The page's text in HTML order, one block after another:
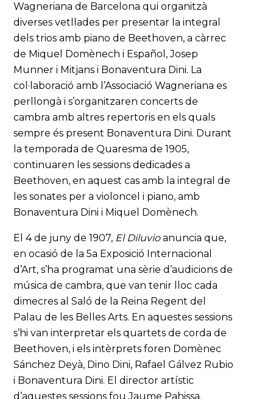
Wagneriana de Barcelona qui organitzà
diverses vetllades per presentar la integral
dels trios amb piano de Beethoven, a càrrec
de Miquel Domènech i Español, Josep
Munner i Mitjans i Bonaventura Dini. La
col·laboració amb l’Associació Wagneriana es
perllongà i s’organitzaren concerts de
cambra amb altres repertoris en els quals
sempre és present Bonaventura Dini. Durant
la temporada de Quaresma de 1905,
continuaren les sessions dedicades a
Beethoven, en aquest cas amb la integral de
les sonates per a violoncel i piano, amb
Bonaventura Dini i Miquel Domènech.
El 4 de juny de 1907, El Diluvioanuncia que,
en ocasió de la 5a Exposició Internacional
d’Art, s’ha programat una sèrie d’audicions de
música de cambra, que van tenir lloc cada
dimecres al Saló de la Reina Regent del
Palau de les Belles Arts. En aquestes sessions
s’hi van interpretar els quartets de corda de
Beethoven, i els intèrprets foren Domènec
Sánchez Deyà, Dino Dini, Rafael Gálvez Rubio
i Bonaventura Dini. El director artístic
d’aquestes sessions fou Jaume Pahissa.